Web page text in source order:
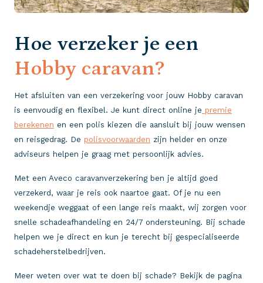
Hoe verzeker je een
Hobby caravan?
Het afsluiten van een verzekering voor jouw Hobby caravan
is eenvoudig en flexibel. Je kunt direct online je premie
berekenen en een polis kiezen die aansluit bij jouw wensen
en reisgedrag. De polisvoorwaarden zijn helder en onze
adviseurs helpen je graag met persoonlijk advies.
Met een Aveco caravanverzekering ben je altijd goed
verzekerd, waar je reis ook naartoe gaat. Of je nu een
weekendje weggaat of een lange reis maakt, wij zorgen voor
snelle schadeafhandeling en 24/7 ondersteuning. Bij schade
helpen we je direct en kun je terecht bij gespecialiseerde
schadeherstelbedrijven.
Meer weten over wat te doen bij schade? Bekijk de pagina